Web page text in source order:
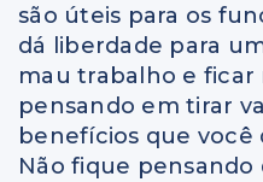
são úteis para os
dá liberdade para
mau trabalho e ficar
pensando em tirar
benefícios que você
Não fique